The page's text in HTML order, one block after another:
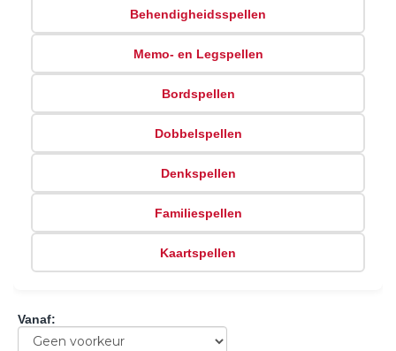
Behendigheidsspellen
Memo- en Legspellen
Bordspellen
Dobbelspellen
Denkspellen
Familiespellen
Kaartspellen
Vanaf: